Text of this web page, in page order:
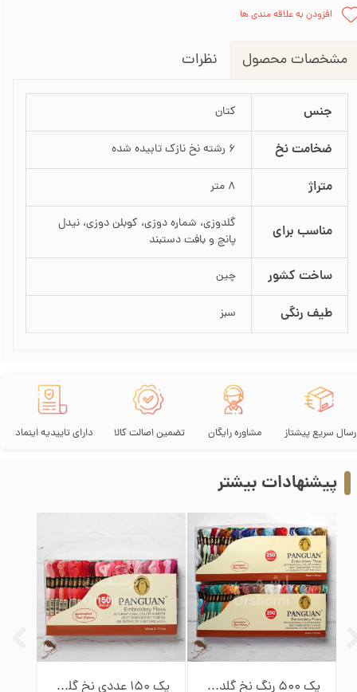
افزودن به علاقه مندی ها
مشخصات محصول نظرات
جنس کتان
ضخامت نخ 6 رشته نخ نازک تابیده شده
متراژ 8 متر
مناسب برای
گلدوزی، شماره دوزی، کوبلن دوزی، نیدل
پانچ و بافت دستبند
ساخت کشور چین
طیف رنگی سبز
تضمین اصالت کالا مشاوره رایگان سریع پیشتاز دارای تاییدیه اینماد
پک 150 عددی نخ گلدوزی پنگوئن پک 500 رنگ نخ گلدوزی پنگوئن
پیشنهادات بیشتر